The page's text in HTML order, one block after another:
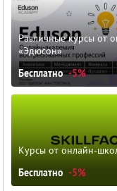
Различные курсы от
«Эдюсон»
Бесплатно -5%
Курсы от онлайн-
Бесплатно -5%